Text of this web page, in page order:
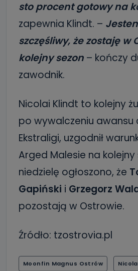
sto procent gotowy na
zapewnia Klindt. –
szczęśliwy, że zostaję w
kolejny sezon – kończy
zawodnik.
Nicolai Klindt to kolejny
po wywalczeniu awansu
Ekstraligi, uzgodnił
Arged Malesie na kolejny
niedzielę ogłoszono, że
Gapiński i Grzegorz
pozostają w Ostrowie.
Źródło: tzostrovia.pl
Moonfin Magnus Ostrów